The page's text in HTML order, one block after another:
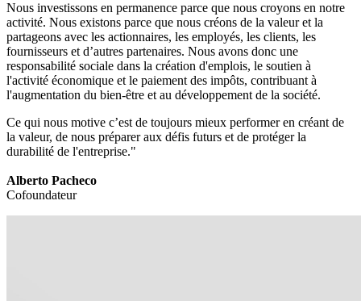
Nous investissons en permanence parce que nous croyons en notre
activité. Nous existons parce que nous créons de la valeur et la
partageons avec les actionnaires, les employés, les clients, les
fournisseurs et d’autres partenaires. Nous avons donc une
responsabilité sociale dans la création d'emplois, le soutien à
l'activité économique et le paiement des impôts, contribuant à
l'augmentation du bien-être et au développement de la société.
Ce qui nous motive c’est de toujours mieux performer en créant de
la valeur, de nous préparer aux défis futurs et de protéger la
durabilité de l'entreprise."
Alberto Pacheco
Cofoundateur